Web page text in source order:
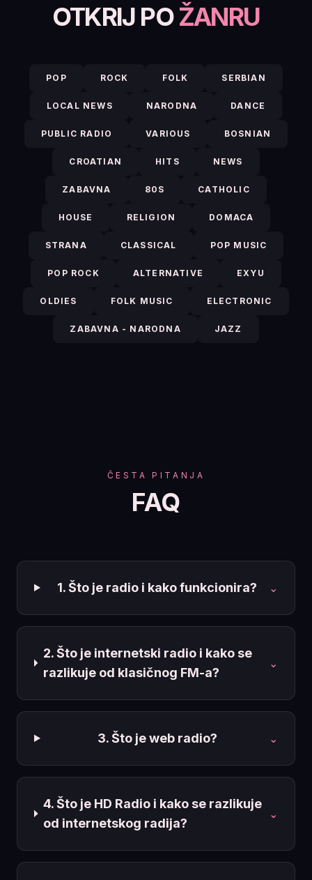
OTKRIJ POŽANRU
POP ROCK FOLK SERBIAN
LOCAL NEWS NARODNA DANCE
PUBLIC RADIO VARIOUS BOSNIAN
CROATIAN HITS NEWS
ZABAVNA 80S CATHOLIC
HOUSE RELIGION DOMACA
STRANA CLASSICAL POP MUSIC
POP ROCK ALTERNATIVE EXYU
OLDIES FOLK MUSIC ELECTRONIC
ZABAVNA - NARODNA JAZZ
ČESTA PITANJA
FAQ
1. Što je radio i kako funkcionira? ⌄
2. Što je internetski radio i kako se
razlikuje od klasičnog FM-a?
⌄
3. Što je web radio? ⌄
4. Što je HD Radio i kako se razlikuje
od internetskog radija?
⌄